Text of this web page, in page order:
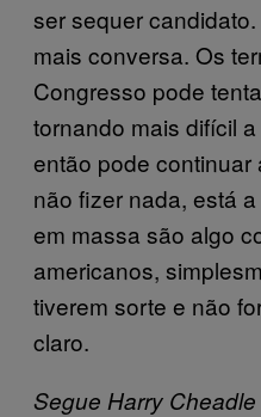
ser sequer
mais conversa. Os
Congresso pode
tornando mais difícil
então pode continuar
não fizer nada, está
em massa são algo
americanos,
tiverem sorte e não
claro.
Segue Harry Cheadle